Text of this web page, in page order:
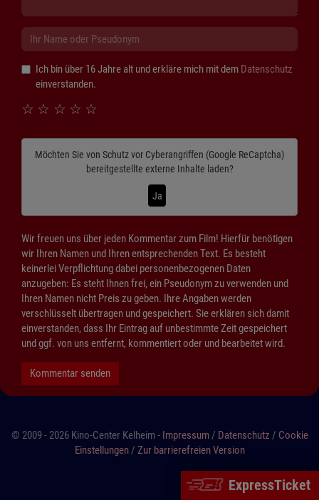
ExpressTicket
Ich bin über 16 Jahre alt und erkläre mich mit dem Datenschutz
einverstanden.
☆
☆
☆
☆
☆
Möchten Sie von Schutz vor Cyberangriffen (Google ReCaptcha)
bereitgestellte externe Inhalte laden?
Ja
Wir freuen uns über jeden Kommentar zum Film! Hierfür benötigen
wir Ihren Namen und Ihren entsprechenden Text. Es besteht
keinerlei Verpflichtung dabei personenbezogenen Daten
anzugeben: Es steht Ihnen frei, ein Pseudonym zu verwenden und
Ihren Namen nicht Preis zu geben. Ihre Angaben werden
verschlüsselt übertragen und gespeichert. Sie erklären sich damit
einverstanden, dass Ihr Eintrag auf unbestimmte Zeit gespeichert
und ggf. von uns entfernt, kommentiert oder und bearbeitet wird.
Kommentar senden
© 2009 - 2026 Kino-Center Kelheim - Impressum/ Datenschutz / Cookie
Einstellungen/ Zur barrierefreien Version